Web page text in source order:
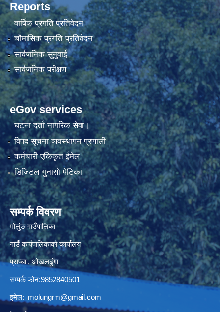
Reports
वार्षिक प्रगति प्रतिवेदन
चौमासिक प्रगति प्रतिवेदन
सार्वजनिक सुनुवाई
सार्वजनिक परीक्षण
eGov services
घटना दर्ता नागरिक सेवा।
विपद सूचना व्यवस्थापन प्रणाली
कर्मचारी एकिकृत ईमेल
डिजिटल गुनासो पेटिका
सम्पर्क विवरण
मोलुंङ गाउँपालिका
गाउँ कार्यपालिकाको कार्यालय
प्राप्चा , ओखलढुंगा
सम्पर्क फोन:9852840501
इमेल: molungrm@gmail.com